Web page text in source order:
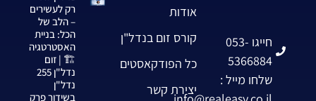
חייגו 053-
5366884
שלחו מייל :
אודות
קורס זום בנדל"ן
כל הפודקאסטים
יצירת קשר
רק לעשירים
– הלב של
הכל: בניית
האסטרטגיה
🏗️ | זום
נדל"ן 255
נדל"ן
בשידור פרק